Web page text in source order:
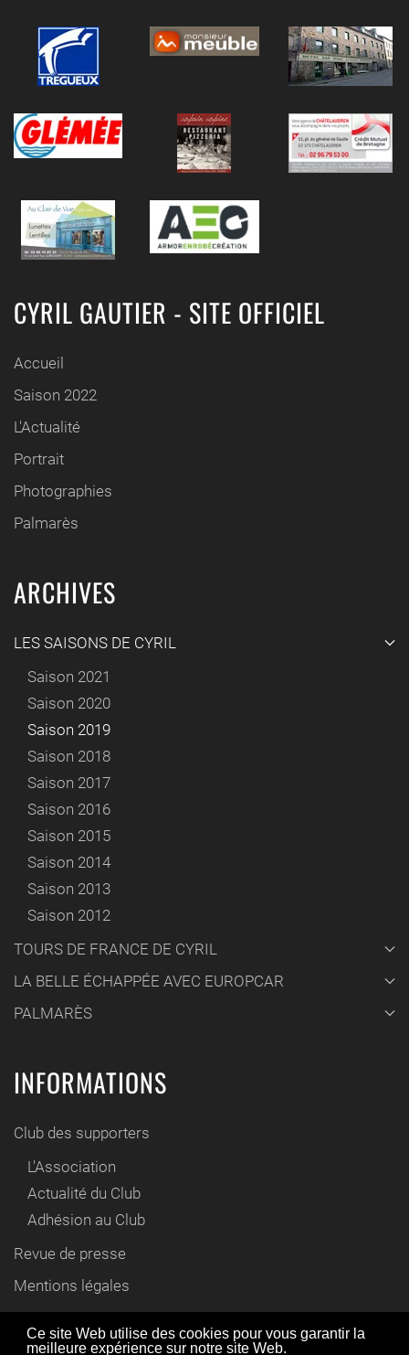
Ce site Web utilise des cookies pour vous garantir la
meilleure expérience sur notre site Web.
CYRIL GAUTIER - SITE OFFICIEL
Accueil
Saison 2022
L'Actualité
Portrait
Photographies
Palmarès
ARCHIVES
LES SAISONS DE CYRIL
Saison 2021
Saison 2020
Saison 2019
Saison 2018
Saison 2017
Saison 2016
Saison 2015
Saison 2014
Saison 2013
Saison 2012
TOURS DE FRANCE DE CYRIL
LA BELLE ÉCHAPPÉE AVEC EUROPCAR
PALMARÈS
INFORMATIONS
Club des supporters
L'Association
Actualité du Club
Adhésion au Club
Revue de presse
Mentions légales
Contact